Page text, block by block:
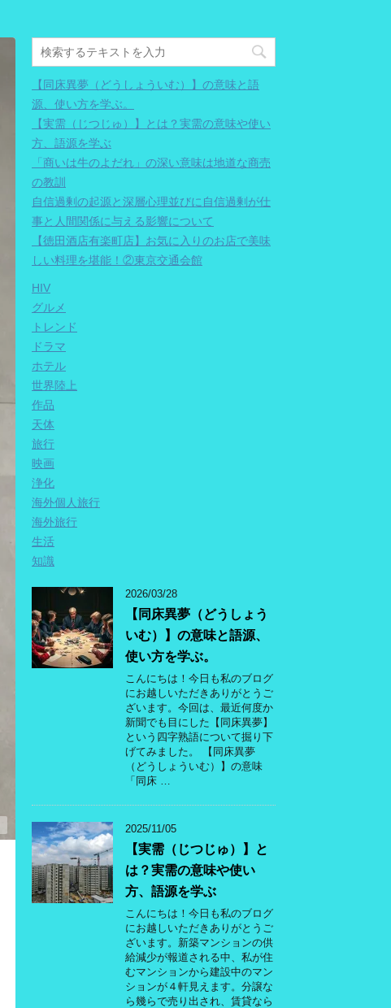
【同床異夢（どうしょういむ）】の意味と語
源、使い方を学ぶ。
【実需（じつじゅ）】とは？実需の意味や使い
方、語源を学ぶ
「商いは牛のよだれ」の深い意味は地道な商売
の教訓
自信過剰の起源と深層心理並びに自信過剰が仕
事と人間関係に与える影響について
【徳田酒店有楽町店】お気に入りのお店で美味
しい料理を堪能！②東京交通会館
HIV
グルメ
トレンド
ドラマ
ホテル
世界陸上
作品
天体
旅行
映画
浄化
海外個人旅行
海外旅行
生活
知識
2026/03/28
【同床異夢（どうしょう
いむ）】の意味と語源、
使い方を学ぶ。
こんにちは！今日も私のブログ
にお越しいただきありがとうご
ざいます。今回は、最近何度か
新聞でも目にした【同床異夢】
という四字熟語について掘り下
げてみました。 【同床異夢
（どうしょういむ）】の意味
「同床 …
2025/11/05
【実需（じつじゅ）】と
は？実需の意味や使い
方、語源を学ぶ
こんにちは！今日も私のブログ
にお越しいただきありがとうご
ざいます。新築マンションの供
給減少が報道される中、私が住
むマンションから建設中のマン
ションが４軒見えます。分譲な
ら幾らで売り出され、賃貸なら